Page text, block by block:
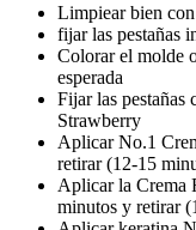
Limpiear bien
fijar las pestañas
Colorar el molde
esperada
Fijar las pestañas
Strawberry
Aplicar No.1
retirar (12-15
Aplicar la Crema
minutos y retirar